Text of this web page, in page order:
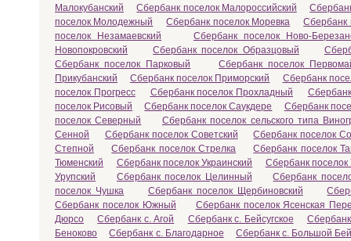
Малокубанский
Сбербанк поселок Малороссийский
поселок Молодежный
Сбербанк поселок Моревка
Сбербанк
поселок Незамаевский
Сбербанк поселок Ново-
Новопокровский
Сбербанк поселок Образцовый
Сбербанк поселок Парковый
Сбербанк поселок
Прикубанский
Сбербанк поселок Приморский
Сбербанк
поселок Прогресс
Сбербанк поселок Прохладный
поселок Рисовый
Сбербанк поселок Саукдере
Сбербанк
поселок Северный
Сбербанк поселок сельского типа
Сенной
Сбербанк поселок Советский
Сбербанк поселок
Степной
Сбербанк поселок Стрелка
Сбербанк поселок
Тюменский
Сбербанк поселок Украинский
Сбербанк поселок
Урупский
Сбербанк поселок Целинный
Сбербанк
поселок Чушка
Сбербанк поселок Щербиновский
Сбербанк поселок Южный
Сбербанк поселок Ясенская
Дюрсо
Сбербанк с. Агой Сбербанк с. Бейсугское
Беноково
Сбербанк с. Благодарное
Сбербанк с. Большой